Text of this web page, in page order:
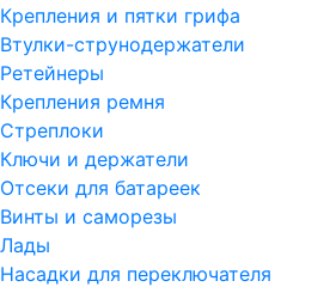
Крепления и пятки грифа
Втулки-струнодержатели
Ретейнеры
Крепления ремня
Стреплоки
Ключи и держатели
Отсеки для батареек
Винты и саморезы
Лады
Насадки для переключателя